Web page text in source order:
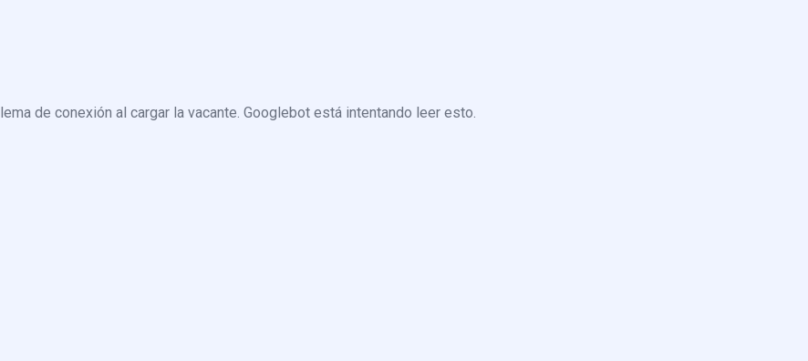
de conexión al cargar la vacante. Googlebot está intentando leer esto.